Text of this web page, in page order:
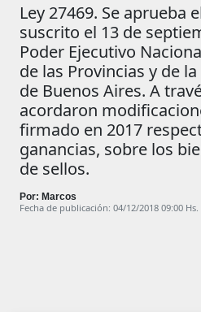
Ley 27469. Se aprueba
suscrito el 13 de
Poder Ejecutivo
de las Provincias y de
de Buenos Aires. A
acordaron
firmado en 2017
ganancias, sobre los
de sellos.
Por: Marcos
Fecha de publicación: 04/12/2018 09:00 Hs.